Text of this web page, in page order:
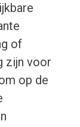
of
zijn voor
op de